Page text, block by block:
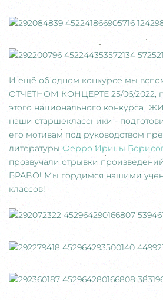
И ещё об одном конкурсе мы
ОТЧЁТНОМ КОНЦЕРТЕ 25/06/2022,
этого национального конкурса
наши старшеклассники -
его мотивам под руководством
литературы Ферро Ирины
прозвучали отрывки
БРАВО! Мы гордимся нашими
классов!